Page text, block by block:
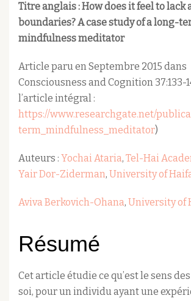
Titre anglais : How does it feel to lack
boundaries? A case study of a long-
mindfulness meditator
Article paru en Septembre 2015 dans
Consciousness and Cognition 37:133-
l’article intégral :
https://www.researchgate.net/
term_mindfulness_meditator)
Auteurs : Yochai Ataria, Tel-Hai
Yair Dor-Ziderman, University of
Aviva Berkovich-Ohana, University of
Résumé
Cet article étudie ce qu’est le sens
soi, pour un individu ayant une